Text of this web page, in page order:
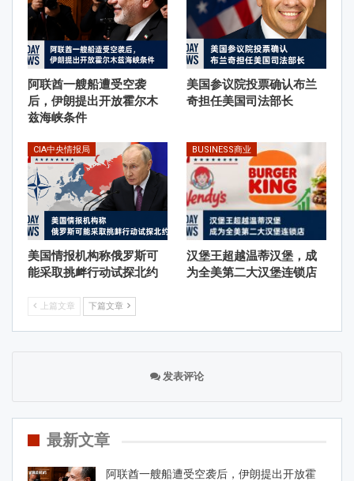
阿联酋一艘船遭受空袭
后，伊朗提出开放霍尔木
兹海峡条件
美国参议院投票确认布兰
奇担任美国司法部长
CIA中央情报局
美国情报机构称俄罗斯可
能采取挑衅行动试探北约
BUSINESS商业
汉堡王超越温蒂汉堡，成
为全美第二大汉堡连锁店
上篇文章 下篇文章
发表评论
最新文章
阿联酋一艘船遭受空袭后，伊朗提出开放霍